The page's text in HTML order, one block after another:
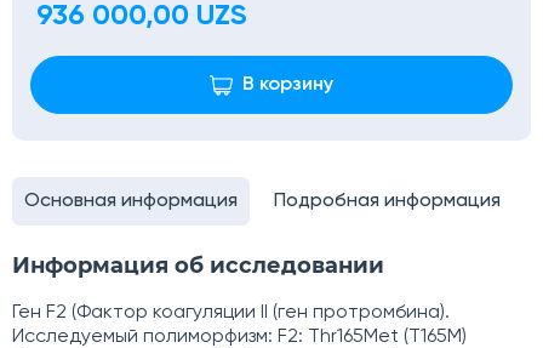
Основная информация Подробная информация
Информация об исследовании
Ген F2 (Фактор коагуляции II (ген протромбина).
Исследуемый полиморфизм: F2: Thr165Met (T165M)
936 000,00 UZS
В корзину